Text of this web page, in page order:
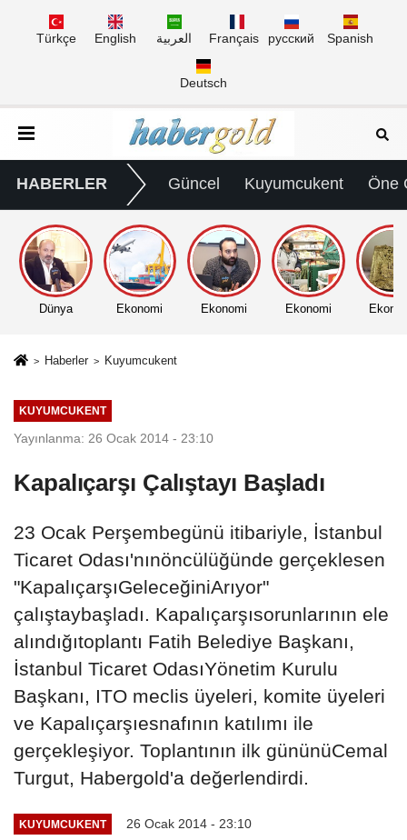
Türkçe English العربية Français русский Spanish
Deutsch
HABERLER Güncel Kuyumcukent Öne
Dünya Ekonomi Ekonomi Ekonomi
Haberler Kuyumcukent
KUYUMCUKENT
Yayınlanma: 26 Ocak 2014 - 23:10
Kapalıçarşı Çalıştayı Başladı
23 Ocak Perşembegünü itibariyle, İstanbul
Ticaret Odası'nınöncülüğünde gerçeklesen
"KapalıçarşıGeleceğiniArıyor"
çalıştaybaşladı. Kapalıçarşısorunlarının ele
alındığıtoplantı Fatih Belediye Başkanı,
İstanbul Ticaret OdasıYönetim Kurulu
Başkanı, ITO meclis üyeleri, komite üyeleri
ve Kapalıçarşıesnafının katılımı ile
gerçekleşiyor. Toplantının ilk gününüCemal
Turgut, Habergold'a değerlendirdi.
KUYUMCUKENT 26 Ocak 2014 - 23:10